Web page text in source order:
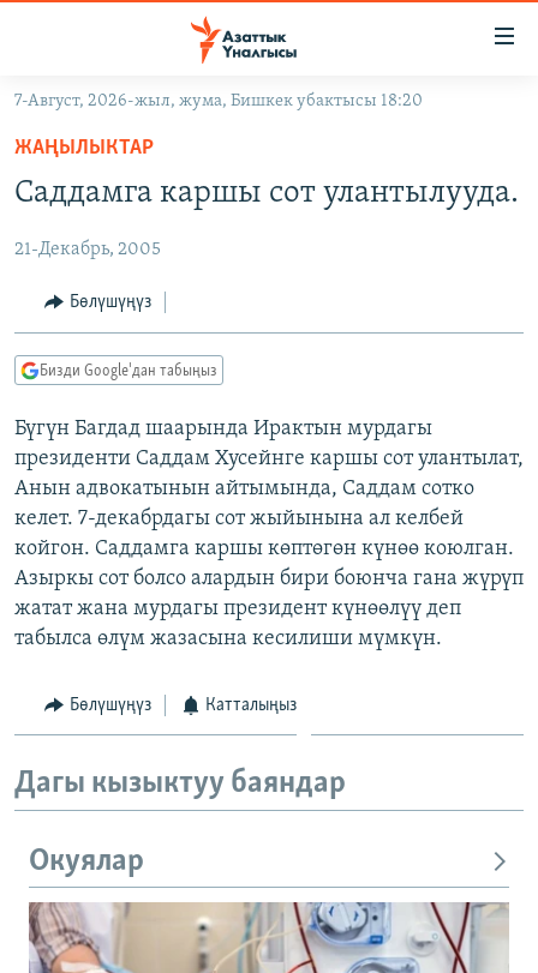
Навигацияга
өтүңүз
Издөөгө
салыңыз
САЯСАТ
ЭКОНОМИКА
ДҮЙНӨ
ДҮЙНӨ
БОРБОР АЗИЯ
УКРАИНА
АТАЙЫН ИЛИКТӨӨ
БҮГҮН АЗАТТЫКТА
ЭКСПЕРТТЕР ТАЛДАЙТ
БИЗ ЖАНА ДҮЙНӨ
ДАНИСТЕ
ЭЖЕ-СИҢДИЛЕР
АЗАТТЫК+
ЫҢГАЙСЫЗ СУРООЛОР
ПОДКАСТ
ӨЗГӨЧӨ ПИКИР
Русский
ОНЛАЙН ШЕРИНЕ
ЭЕ/АРнун бардык сайттары
7-Август, 2026-жыл, жума, Бишкек убактысы 18:20
ЖАҢЫЛЫКТАР
Саддамга каршы сот улантылууда.
21-Декабрь, 2005
Бөлүшүңүз
Бизди Google'дан табыңыз
Бүгүн Багдад шаарында Ирактын мурдагы
президенти Саддам Хусейнге каршы сот улантылат,
Анын адвокатынын айтымында, Саддам сотко
келет. 7-декабрдагы сот жыйынына ал келбей
койгон. Саддамга каршы көптөгөн күнөө коюлган.
Азыркы сот болсо алардын бири боюнча гана жүрүп
жатат жана мурдагы президент күнөөлүү деп
табылса өлүм жазасына кесилиши мүмкүн.
Бөлүшүңүз Катталыңыз
Дагы кызыктуу баяндар
Окуялар